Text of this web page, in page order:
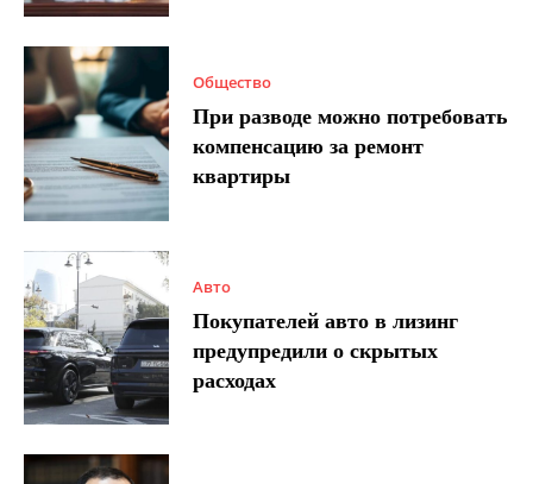
Общество
При разводе можно потребовать
компенсацию за ремонт
квартиры
Авто
Покупателей авто в лизинг
предупредили о скрытых
расходах